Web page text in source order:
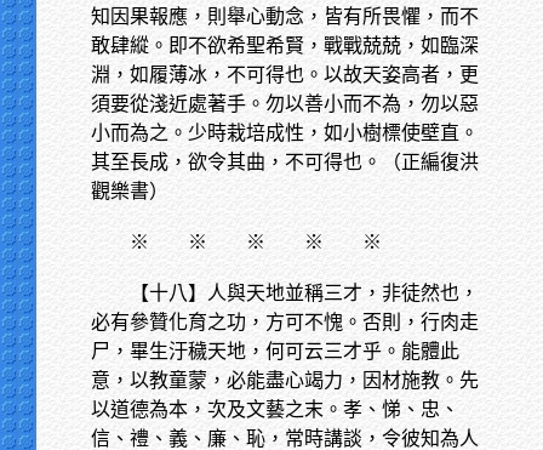
知因果報應，則舉心動念，皆有所畏懼，而不
敢肆縱。即不欲希聖希賢，戰戰兢兢，如臨深
淵，如履薄冰，不可得也。以故天姿高者，更
須要從淺近處著手。勿以善小而不為，勿以惡
小而為之。少時栽培成性，如小樹標使壁直。
其至長成，欲令其曲，不可得也。（正編復洪
觀樂書）
※ ※ ※ ※ ※
【十八】人與天地並稱三才，非徒然也，
必有參贊化育之功，方可不愧。否則，行肉走
尸，畢生汙穢天地，何可云三才乎。能體此
意，以教童蒙，必能盡心竭力，因材施教。先
以道德為本，次及文藝之末。孝、悌、忠、
信、禮、義、廉、恥，常時講談，令彼知為人